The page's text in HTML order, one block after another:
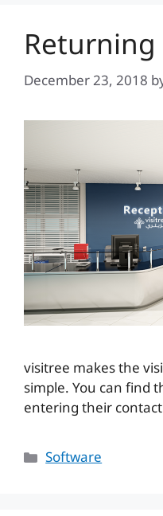
December 23, 2018
visitree makes the
simple. You can find
entering their
Categories
Software